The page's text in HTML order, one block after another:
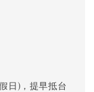
日)，提早抵台